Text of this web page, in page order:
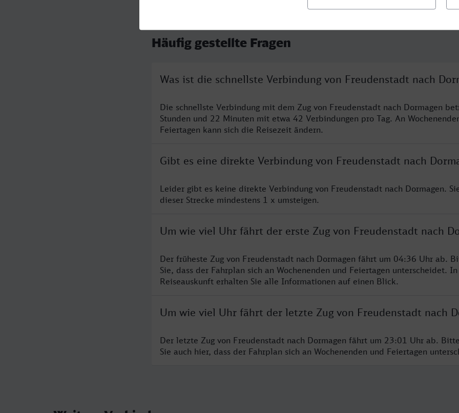
Häufig gestellte Fragen
Was ist die schnellste Verbindung von Freudenstadt nach
Die schnellste Verbindung mit dem Zug von Freudenstadt nach Dormagen
Stunden und 22 Minuten mit etwa 42 Verbindungen pro Tag. An
Feiertagen kann sich die Reisezeit ändern.
Gibt es eine direkte Verbindung von Freudenstadt nach
Leider gibt es keine direkte Verbindung von Freudenstadt nach Dormagen.
dieser Strecke mindestens 1 x umsteigen.
Um wie viel Uhr fährt der erste Zug von Freudenstadt nach
Der früheste Zug von Freudenstadt nach Dormagen fährt um 04:36 Uhr ab.
Sie, dass der Fahrplan sich an Wochenenden und Feiertagen unterscheidet.
Reiseauskunft erhalten Sie alle Informationen auf einen Blick.
Um wie viel Uhr fährt der letzte Zug von Freudenstadt nach
Der letzte Zug von Freudenstadt nach Dormagen fährt um 23:01 Uhr ab.
Sie auch hier, dass der Fahrplan sich an Wochenenden und Feiertagen